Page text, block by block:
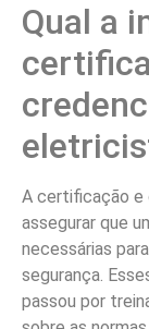
Qual a
A certificação e
assegurar que
necessárias
segurança.
passou por